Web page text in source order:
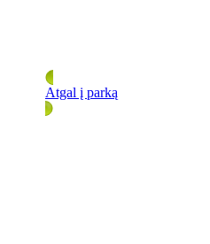
Atgal į parką